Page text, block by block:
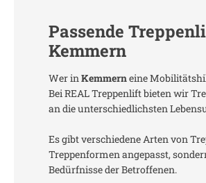
Passende
Kemmern
Wer in Kemmerneine
Bei REAL Treppenlift bieten wir
an die unterschiedlichsten
Es gibt verschiedene Arten von
Treppenformen angepasst,
Bedürfnisse der Betroffenen.